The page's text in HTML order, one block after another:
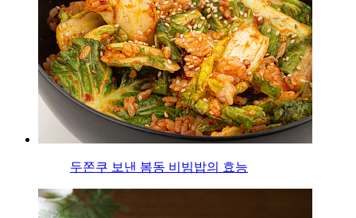
두쫀쿠 보낸 봄동 비빔밥의 효능